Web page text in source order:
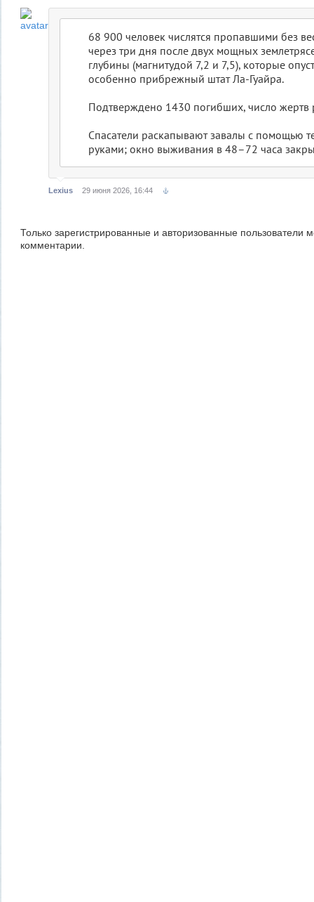
68 900 человек числятся пропавшими без
через три дня после двух мощных
глубины (магнитудой 7,2 и 7,5), которые
особенно прибрежный штат Ла-Гуайра.
Подтверждено 1430 погибших, число жертв
Спасатели раскапывают завалы с помощью
руками; окно выживания в 48–72 часа
Lexius 29 июня 2026, 16:44
Только зарегистрированные и авторизованные пользователи
комментарии.